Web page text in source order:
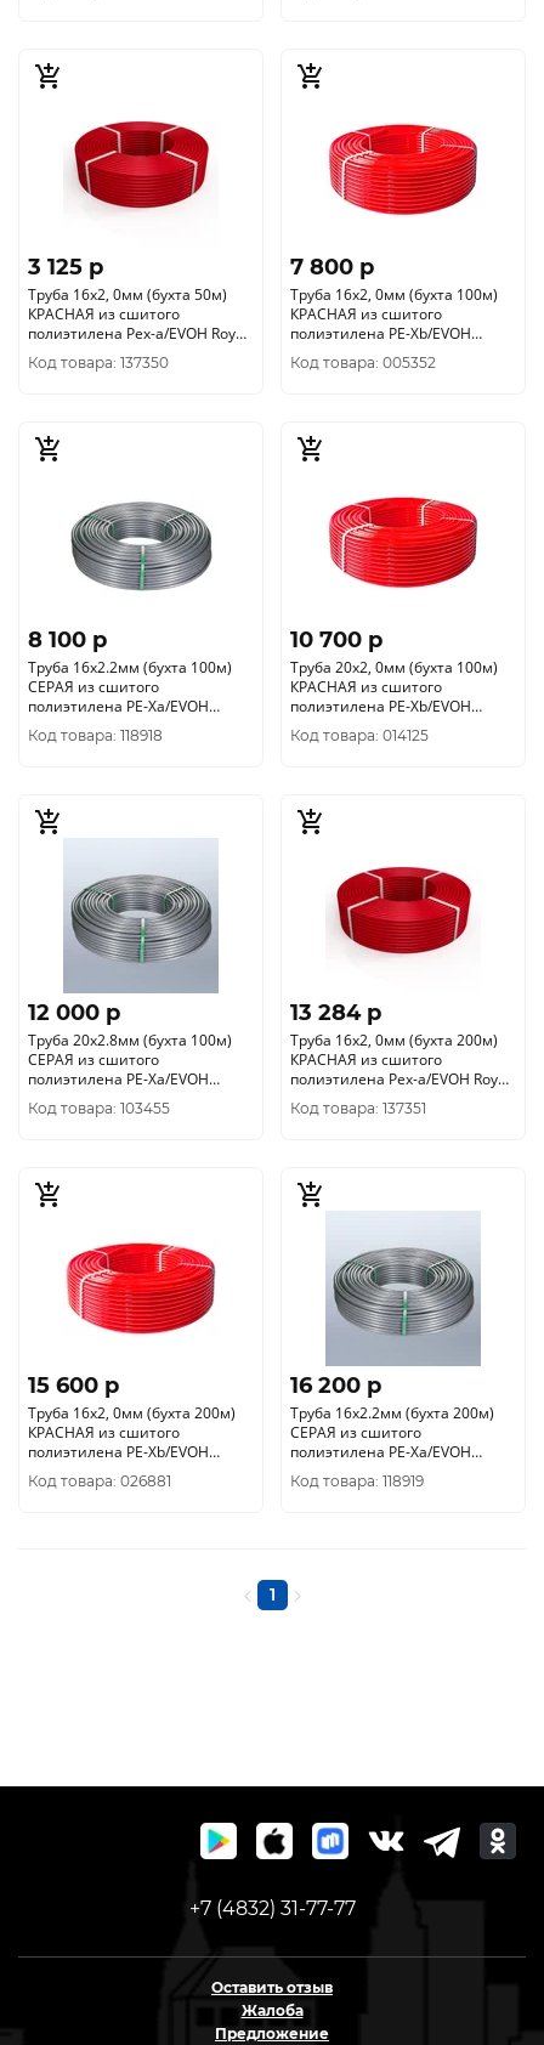
3 125 p
Труба 16х2, 0мм (бухта 50м)
КРАСНАЯ из сшитого
полиэтилена Pex-a/EVOH Royal
Thermo
Код товара: 137350
7 800 p
Труба 16х2, 0мм (бухта 100м)
КРАСНАЯ из сшитого
полиэтилена PE-Xb/EVOH
VALTEC VP1620.3.100
Код товара: 005352
8 100 p
Труба 16х2.2мм (бухта 100м)
СЕРАЯ из сшитого
полиэтилена PE-Xa/EVOH
VALTEC VA1622.3.C.100
Код товара: 118918
10 700 p
Труба 20х2, 0мм (бухта 100м)
КРАСНАЯ из сшитого
полиэтилена PE-Xb/EVOH
VALTEC VP2020.3.100
Код товара: 014125
12 000 p
Труба 20х2.8мм (бухта 100м)
СЕРАЯ из сшитого
полиэтилена PE-Xa/EVOH
VALTEC VA2028.3.C.100
Код товара: 103455
13 284 p
Труба 16х2, 0мм (бухта 200м)
КРАСНАЯ из сшитого
полиэтилена Pex-a/EVOH Royal
Thermo
Код товара: 137351
15 600 p
Труба 16х2, 0мм (бухта 200м)
КРАСНАЯ из сшитого
полиэтилена PE-Xb/EVOH
VALTEC VP1620.3.200
Код товара: 026881
16 200 p
Труба 16х2.2мм (бухта 200м)
СЕРАЯ из сшитого
полиэтилена PE-Xa/EVOH
VALTEC VA1622.3.C.200
Код товара: 118919
1
+7 (4832) 31-77-77
Оставить отзыв
Жалоба
Предложение